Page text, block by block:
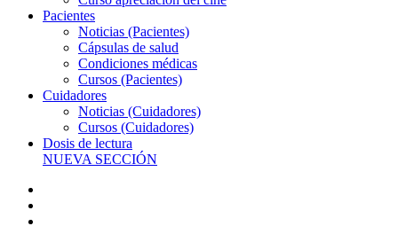
Pacientes
Noticias (Pacientes)
Cápsulas de salud
Condiciones médicas
Cursos (Pacientes)
Cuidadores
Noticias (Cuidadores)
Cursos (Cuidadores)
Dosis de lectura
NUEVA SECCIÓN